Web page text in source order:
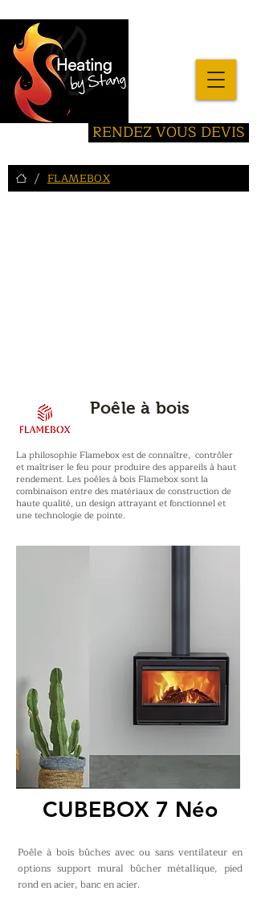
/ FLAMEBOX
RENDEZ VOUS DEVIS
Poêle à bois
La philosophie Flamebox est de connaître, contrôler
et maîtriser le feu pour produire des appareils à haut
rendement. Les poêles à bois Flamebox sont la
combinaison entre des matériaux de construction de
haute qualité, un design attrayant et fonctionnel et
une technologie de pointe.
CUBEBOX 7 Néo
Poêle à bois bûches avec ou sans ventilateur en
options support mural bûcher métallique, pied
rond en acier, banc en acier.